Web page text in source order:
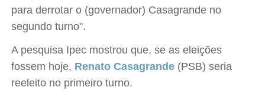
para derrotar o (governador) Casagrande no
segundo turno".
A pesquisa Ipec mostrou que, se as eleições
fossem hoje, Renato Casagrande (PSB) seria
reeleito no primeiro turno.